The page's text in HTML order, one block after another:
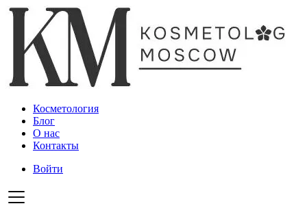
Косметология
Блог
О нас
Контакты
Войти